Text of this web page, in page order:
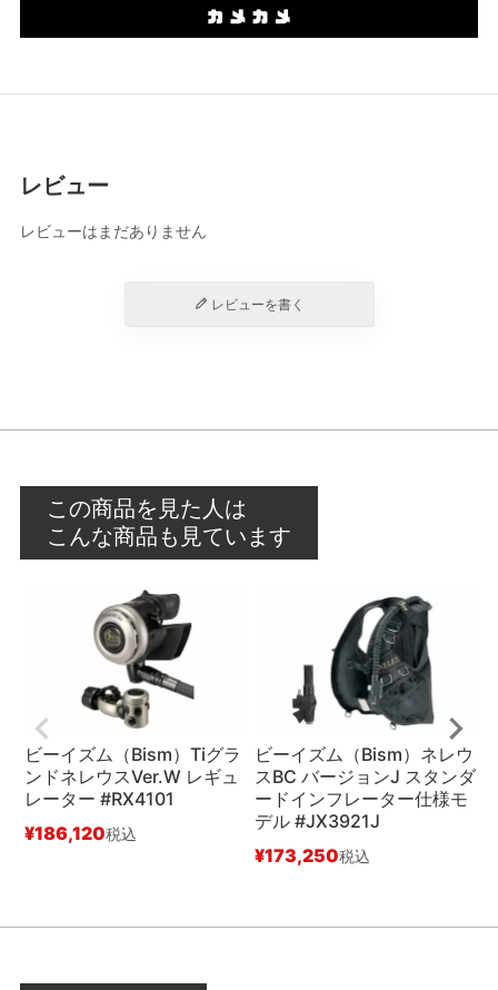
レビュー
レビューはまだありません
レビューを書く
この商品を見た人は
こんな商品も見ています
ビーイズム（Bism）Tiグラ
ンドネレウスVer.W レギュ
レーター #RX4101
¥186,120税込
ビーイズム（Bism）ネレウ
スBC バージョンJ スタンダ
ードインフレーター仕様モ
デル #JX3921J
¥173,250税込